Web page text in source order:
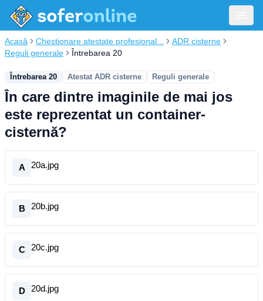
Acasă Chestionare atestate profesional...
ADR cisterne
Reguli generale
Întrebarea 20
Întrebarea 20 Atestat ADR cisterne Reguli generale
În care dintre imaginile de mai jos
este reprezentat un container-
cisternă?
A 20a.jpg
B 20b.jpg
C 20c.jpg
D 20d.jpg